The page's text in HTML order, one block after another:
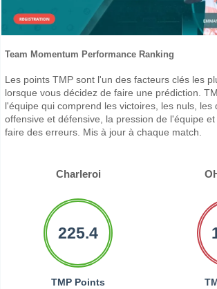
Team Momentum Performance Ranking
Les points TMP sont l'un des facteurs clés les
lorsque vous décidez de faire une prédiction.
l'équipe qui comprend les victoires, les nuls, les
offensive et défensive, la pression de l'équipe
faire des erreurs. Mis à jour à chaque match.
Charleroi
225.4
TMP Points